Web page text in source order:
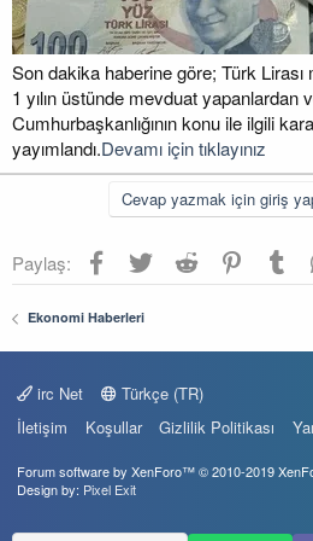
Son dakika haberine göre; Türk
1 yılın üstünde mevduat yapanlardan
Cumhurbaşkanlığının konu ile ilgili
yayımlandı.Devamı için tıklayınız
Cevap yazmak için giriş
Paylaş: Facebook
TwitterReddit Pinterest
Ekonomi Haberleri
irc Net
Türkçe (TR)
İletişim
Koşullar Gizlilik Politikası
Forum software by XenForo™© 2010-2019
Design by: Pixel Exit